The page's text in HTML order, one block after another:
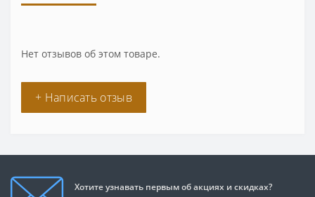
Нет отзывов об этом товаре.
+ Написать отзыв
Хотите узнавать первым об акциях и скидках?